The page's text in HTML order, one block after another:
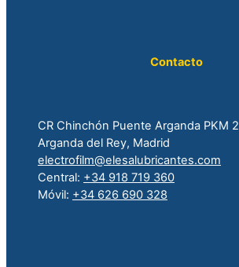
Contacto
CR Chinchón Puente Arganda PKM 2
Arganda del Rey, Madrid
electrofilm@elesalubricantes.com
Central: +34 918 719 360
Móvil: +34 626 690 328